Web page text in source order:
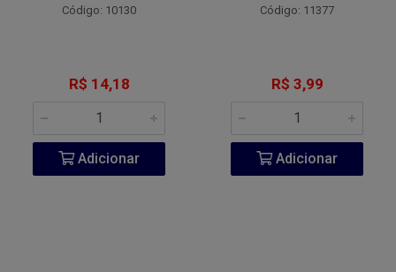
Código: 10130
R$ 14,18
Adicionar
Código: 11377
R$ 3,99
Adicionar